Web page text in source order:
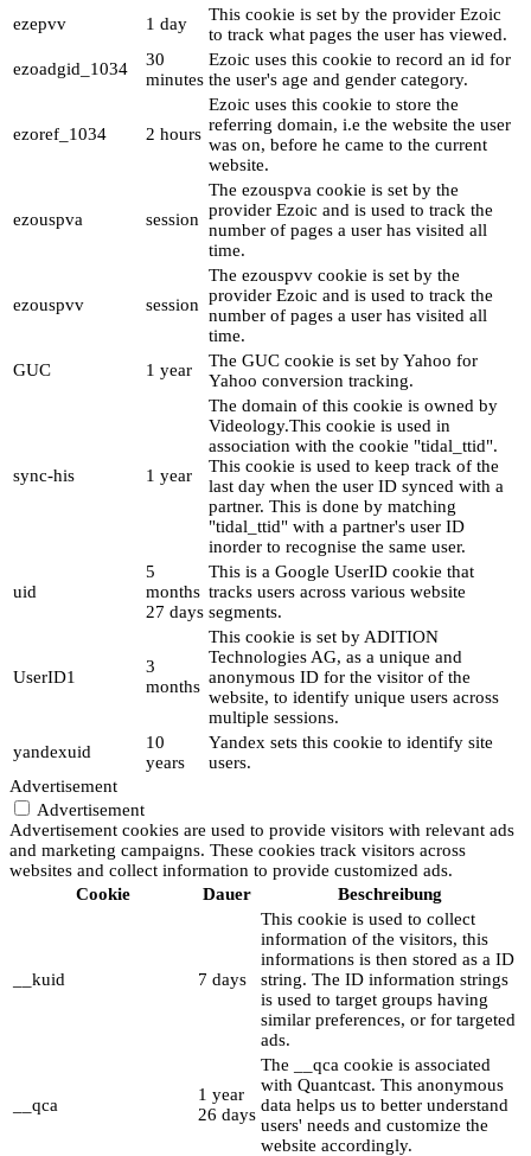
ezepvv
1 day
This cookie is set by the provider Ezoic
to track what pages the user has viewed.
ezoadgid_1034
30
minutes
Ezoic uses this cookie to record an id for
the user's age and gender category.
ezoref_1034 2 hours
Ezoic uses this cookie to store the
referring domain, i.e the website the user
was on, before he came to the current
website.
ezouspva session
The ezouspva cookie is set by the
provider Ezoic and is used to track the
number of pages a user has visited all
time.
ezouspvv session
The ezouspvv cookie is set by the
provider Ezoic and is used to track the
number of pages a user has visited all
time.
GUC
1 year
The GUC cookie is set by Yahoo for
Yahoo conversion tracking.
sync-his 1 year
The domain of this cookie is owned by
Videology.This cookie is used in
association with the cookie "tidal_ttid".
This cookie is used to keep track of the
last day when the user ID synced with a
partner. This is done by matching
"tidal_ttid" with a partner's user ID
inorder to recognise the same user.
uid
5
months
27 days
This is a Google UserID cookie that
tracks users across various website
segments.
UserID1
3
months
This cookie is set by ADITION
Technologies AG, as a unique and
anonymous ID for the visitor of the
website, to identify unique users across
multiple sessions.
yandexuid
10
years
Yandex sets this cookie to identify site
users.
Advertisement
Advertisement
Advertisement cookies are used to provide visitors with relevant ads
and marketing campaigns. These cookies track visitors across
websites and collect information to provide customized ads.
Cookie
Dauer Beschreibung
__kuid 7 days
This cookie is used to collect
information of the visitors, this
informations is then stored as a ID
string. The ID information strings
is used to target groups having
similar preferences, or for targeted
ads.
__qca
1 year
26 days
The __qca cookie is associated
with Quantcast. This anonymous
data helps us to better understand
users' needs and customize the
website accordingly.